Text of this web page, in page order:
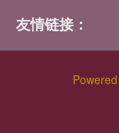
友情链接：